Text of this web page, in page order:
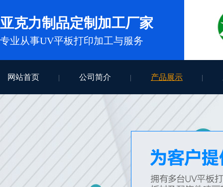
亚克力制品定制加工厂家
专业从事UV平板打印加工与服务
网站首页 公司简介 产品展示